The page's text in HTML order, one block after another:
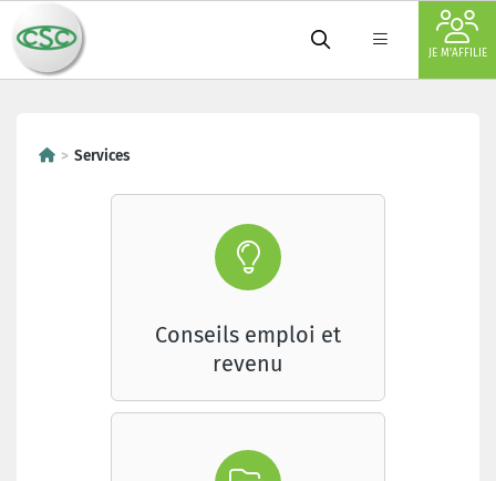
JE M'AFFILIE
Services
Conseils emploi et
revenu